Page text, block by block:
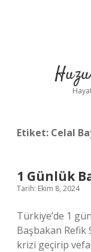
Etiket: Celal
1 Günlük
Tarih: Ekim 8, 2024
Türkiye’de 1
Başbakan Refik
krizi geçirip